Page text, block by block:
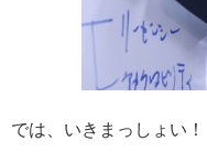
では、いきまっしょい！